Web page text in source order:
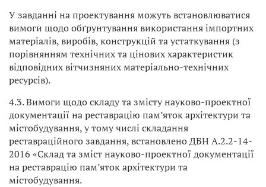
У завданні на проектування можуть встановлюватися
вимоги щодо обґрунтування використання імпортних
матеріалів, виробів, конструкцій та устаткування (з
порівнянням технічних та цінових характеристик
відповідних вітчизняних матеріально-технічних
ресурсів).
4.3. Вимоги щодо складу та змісту науково-проектної
документації на реставрацію пам’яток архітектури та
містобудування, у тому числі складання
реставраційного завдання, встановлено ДБН А.2.2-14-
2016 «Склад та зміст науково-проектної документації
на реставрацію пам’яток архітектури та
містобудування.